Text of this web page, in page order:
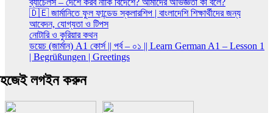
ব্যাচেলর্স – দেশে করব নাকি বিদেশে? আমাদের অভিজ্ঞতা কী বলে?
🇩🇪 জার্মানিতে ফুল ফান্ডেড স্কলারশিপ | বাংলাদেশি শিক্ষার্থীদের জন্য
আবেদন, যোগ্যতা ও টিপস
নোটারি ও কুরিয়ার কথন
ডয়েচ (জার্মান) A1 কোর্স || পর্ব – ০১ || Learn German A1 – Lesson 1
| Begrüßungen | Greetings
লগইন করুন